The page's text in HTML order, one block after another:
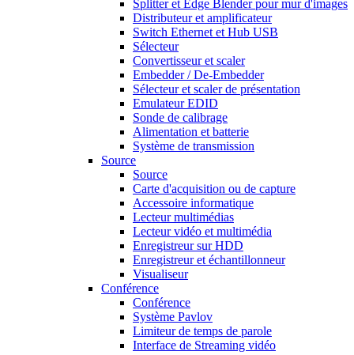
Splitter et Edge Blender pour mur d'images
Distributeur et amplificateur
Switch Ethernet et Hub USB
Sélecteur
Convertisseur et scaler
Embedder / De-Embedder
Sélecteur et scaler de présentation
Emulateur EDID
Sonde de calibrage
Alimentation et batterie
Système de transmission
Source
Source
Carte d'acquisition ou de capture
Accessoire informatique
Lecteur multimédias
Lecteur vidéo et multimédia
Enregistreur sur HDD
Enregistreur et échantillonneur
Visualiseur
Conférence
Conférence
Système Pavlov
Limiteur de temps de parole
Interface de Streaming vidéo